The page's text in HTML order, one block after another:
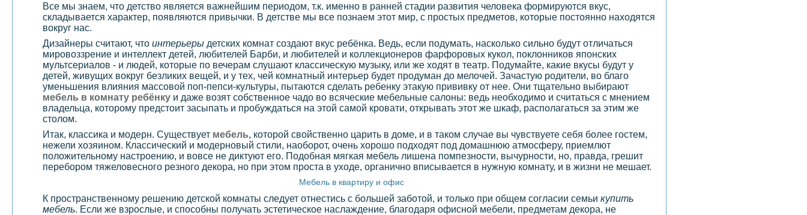
Все мы знаем, что детство является важнейшим периодом, т.к. именно в ранней стадии развития человека формируются вкус,
складывается характер, появляются привычки. В детстве мы все познаем этот мир, с простых предметов, которые постоянно находятся
вокруг нас.
Дизайнеры считают, что интерьеры детских комнат создают вкус ребёнка. Ведь, если подумать, насколько сильно будут отличаться
мировоззрение и интеллект детей, любителей Барби, и любителей и коллекционеров фарфоровых кукол, поклонников японских
мультсериалов - и людей, которые по вечерам слушают классическую музыку, или же ходят в театр. Подумайте, какие вкусы будут у
детей, живущих вокруг безликих вещей, и у тех, чей комнатный интерьер будет продуман до мелочей. Зачастую родители, во благо
уменьшения влияния массовой поп-пепси-культуры, пытаются сделать ребенку этакую прививку от нее. Они тщательно выбирают
мебель в комнату ребёнку и даже возят собственное чадо во всяческие мебельные салоны: ведь необходимо и считаться с мнением
владельца, которому предстоит засыпать и пробуждаться на этой самой кровати, открывать этот же шкаф, располагаться за этим же
столом.
Итак, классика и модерн. Существует мебель, которой свойственно царить в доме, и в таком случае вы чувствуете себя более гостем,
нежели хозяином. Классический и модерновый стили, наоборот, очень хорошо подходят под домашнюю атмосферу, приемлют
положительному настроению, и вовсе не диктуют его. Подобная мягкая мебель лишена помпезности, вычурности, но, правда, грешит
перебором тяжеловесного резного декора, но при этом проста в уходе, органично вписывается в нужную комнату, и в жизни не мешает.
Мебель в квартиру и офис
К пространственному решению детской комнаты следует отнестись с большей заботой, и только при общем согласии семьи купить
мебель. Если же взрослые, и способны получать эстетическое наслаждение, благодаря офисной мебели, предметам декора, не